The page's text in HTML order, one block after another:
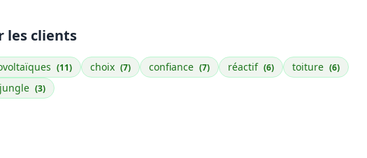
les clients
(11) choix (7) confiance (7) réactif (6) toiture (6)
jungle (3)